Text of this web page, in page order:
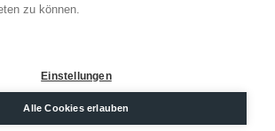
2026.DiamondsByMe
AGB Impressum
zu können.
Einstellungen
Alle Cookies erlauben